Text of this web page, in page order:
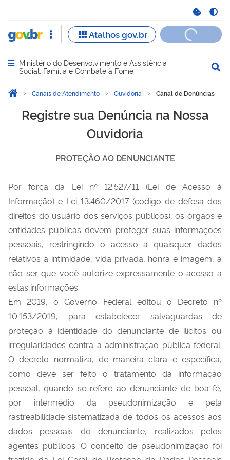
Abrir menu principal de navegação
Ministério do Desenvolvimento e Assistência
Social, Família e Combate à Fome
Você está aqui:
Página Inicial
Canais de Atendimento Ouvidoria Canal de Denúncias
Canal de Denúncias
Registre sua Denúncia na Nossa
Ouvidoria
PROTEÇÃO AO DENUNCIANTE
Por força da Lei nº 12.527/11 (Lei de Acesso à
Informação) e Lei 13.460/2017 (código de defesa dos
direitos do usuário dos serviços públicos), os órgãos e
entidades públicas devem proteger suas informações
pessoais, restringindo o acesso a quaisquer dados
relativos à intimidade, vida privada, honra e imagem, a
não ser que você autorize expressamente o acesso a
estas informações.
Em 2019, o Governo Federal editou o Decreto nº
10.153/2019, para estabelecer salvaguardas de
proteção à identidade do denunciante de ilícitos ou
irregularidades contra a administração pública federal.
O decreto normatiza, de maneira clara e específica,
como deve ser feito o tratamento da informação
pessoal, quando se refere ao denunciante de boa-fé,
por intermédio da pseudonimização e pela
rastreabilidade sistematizada de todos os acessos aos
dados pessoais do denunciante, realizados pelos
agentes públicos. O conceito de pseudonimização foi